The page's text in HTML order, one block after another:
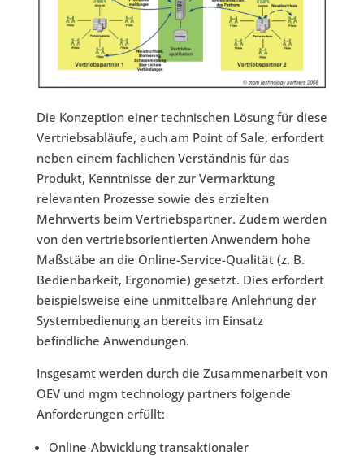
Die Konzeption einer technischen Lösung für diese
Vertriebsabläufe, auch am Point of Sale, erfordert
neben einem fachlichen Verständnis für das
Produkt, Kenntnisse der zur Vermarktung
relevanten Prozesse sowie des erzielten
Mehrwerts beim Vertriebspartner. Zudem werden
von den vertriebsorientierten Anwendern hohe
Maßstäbe an die Online-Service-Qualität (z. B.
Bedienbarkeit, Ergonomie) gesetzt. Dies erfordert
beispielsweise eine unmittelbare Anlehnung der
Systembedienung an bereits im Einsatz
befindliche Anwendungen.
Insgesamt werden durch die Zusammenarbeit von
OEV und mgm technology partners folgende
Anforderungen erfüllt:
Online-Abwicklung transaktionaler